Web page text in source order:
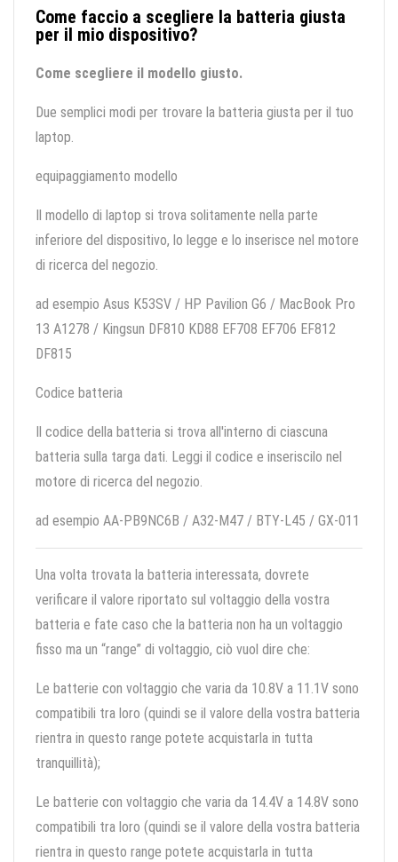
Come faccio a scegliere la batteria giusta
per il mio dispositivo?
Come scegliere il modello giusto.
Due semplici modi per trovare la batteria giusta per il tuo
laptop.
equipaggiamento modello
Il modello di laptop si trova solitamente nella parte
inferiore del dispositivo, lo legge e lo inserisce nel motore
di ricerca del negozio.
ad esempio Asus K53SV / HP Pavilion G6 / MacBook Pro
13 A1278 / Kingsun DF810 KD88 EF708 EF706 EF812
DF815
Codice batteria
Il codice della batteria si trova all'interno di ciascuna
batteria sulla targa dati. Leggi il codice e inseriscilo nel
motore di ricerca del negozio.
ad esempio AA-PB9NC6B / A32-M47 / BTY-L45 / GX-011
Una volta trovata la batteria interessata, dovrete
verificare il valore riportato sul voltaggio della vostra
batteria e fate caso che la batteria non ha un voltaggio
fisso ma un “range” di voltaggio, ciò vuol dire che:
Le batterie con voltaggio che varia da 10.8V a 11.1V sono
compatibili tra loro (quindi se il valore della vostra batteria
rientra in questo range potete acquistarla in tutta
tranquillità);
Le batterie con voltaggio che varia da 14.4V a 14.8V sono
compatibili tra loro (quindi se il valore della vostra batteria
rientra in questo range potete acquistarla in tutta